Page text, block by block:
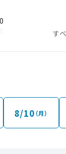
間外に「イオン
るお客さまは映画
ご理解、ご協力い
す
8/10 （月）